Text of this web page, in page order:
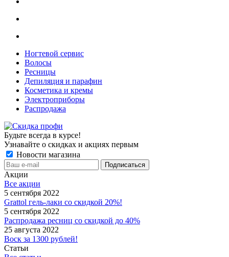
Ногтевой сервис
Волосы
Ресницы
Депиляция и парафин
Косметика и кремы
Электроприборы
Распродажа
Будьте всегда в курсе!
Узнавайте о скидках и акциях первым
Новости магазина
Акции
Все акции
5 сентября 2022
Grattol гель-лаки со скидкой 20%!
5 сентября 2022
Распродажа ресниц со скидкой до 40%
25 августа 2022
Воск за 1300 рублей!
Статьи